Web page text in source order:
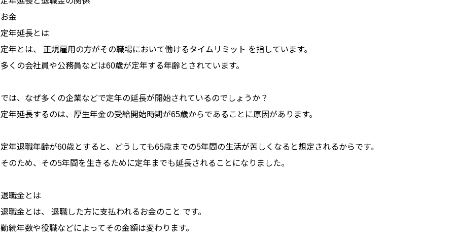
お金
定年延長とは
定年とは、 正規雇用の方がその職場において働けるタイムリミット を指しています。
多くの会社員や公務員などは60歳が定年する年齢とされています。
では、なぜ多くの企業などで定年の延長が開始されているのでしょうか？
定年延長するのは、厚生年金の受給開始時期が65歳からであることに原因があります。
定年退職年齢が60歳とすると、どうしても65歳までの5年間の生活が苦しくなると想定されるからです。
そのため、その5年間を生きるために定年までも延長されることになりました。
退職金とは
退職金とは、 退職した方に支払われるお金のこと です。
勤続年数や役職などによってその金額は変わります。